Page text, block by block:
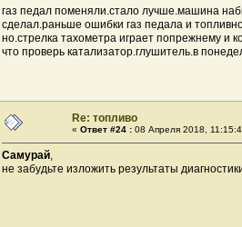
газ педал поменяли.стало лучше.машина
сделал.раньше ошибки газ педала и
но.стрелка тахометра играет попрежнему и
что проверь катализатор.глушитель.в
Re: топливо
« Ответ #24 : 08 Апреля 2018,
Самурай,
не забудьте изложить результаты